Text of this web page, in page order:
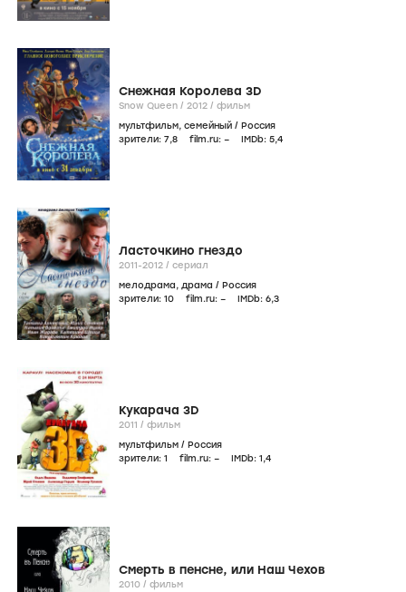
Снежная Королева 3D
Snow Queen / 2012 / фильм
мультфильм, семейный / Россия
зрители: 7,8 film.ru: – IMDb: 5,4
Ласточкино гнездо
2011-2012 / сериал
мелодрама, драма / Россия
зрители: 10 film.ru: – IMDb: 6,3
Кукарача 3D
2011 / фильм
мультфильм / Россия
зрители: 1 film.ru: – IMDb: 1,4
Смерть в пенсне, или Наш Чехов
2010 / фильм